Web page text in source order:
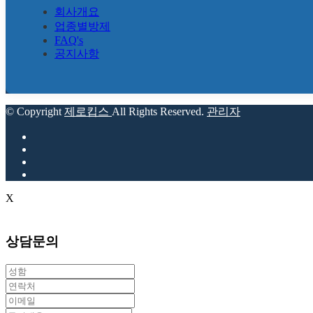
회사개요
업종별방제
FAQ's
공지사항
© Copyright 제로킵스 All Rights Reserved. 관리자
X
상담문의